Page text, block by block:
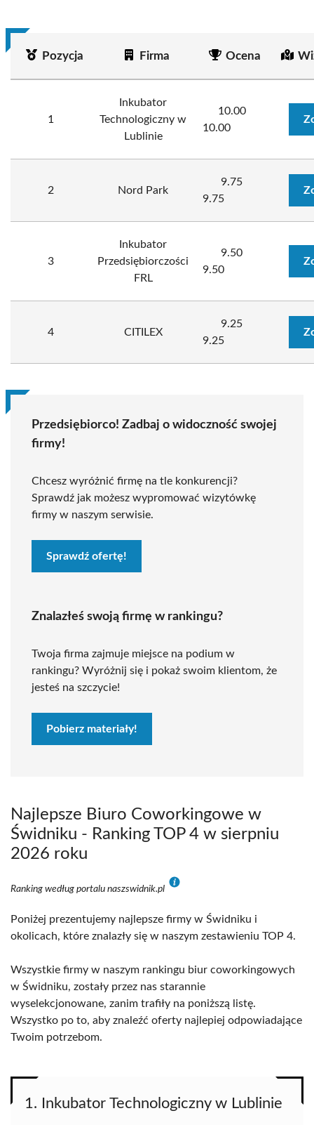
Pozycja Firma Ocena
1
Inkubator
Technologiczny w
Lublinie
10.00
10.00
2 Nord Park
9.75
9.75
3
Inkubator
Przedsiębiorczości
FRL
9.50
9.50
4 CITILEX
9.25
9.25
Przedsiębiorco! Zadbaj o widoczność swojej
firmy!
Chcesz wyróżnić firmę na tle konkurencji?
Sprawdź jak możesz wypromować wizytówkę
firmy w naszym serwisie.
Sprawdź ofertę!
Znalazłeś swoją firmę w rankingu?
Twoja firma zajmuje miejsce na podium w
rankingu? Wyróżnij się i pokaż swoim klientom, że
jesteś na szczycie!
Pobierz materiały!
Najlepsze Biuro Coworkingowe w
Świdniku - Ranking TOP 4 w sierpniu
2026 roku
Ranking według portalu naszswidnik.pl
Poniżej prezentujemy najlepsze firmy w Świdniku i
okolicach, które znalazły się w naszym zestawieniu TOP 4.
Wszystkie firmy w naszym rankingu biur coworkingowych
w Świdniku, zostały przez nas starannie
wyselekcjonowane, zanim trafiły na poniższą listę.
Wszystko po to, aby znaleźć oferty najlepiej odpowiadające
Twoim potrzebom.
1. Inkubator Technologiczny w Lublinie